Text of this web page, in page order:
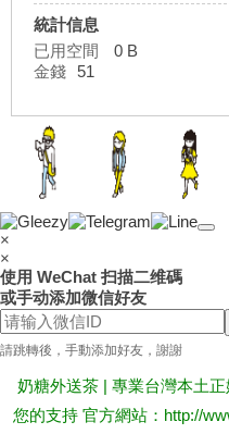
外
送
統計信息
已用空間
0 B
金錢
51
×
×
使用 WeChat 扫描二维碼
或手动添加微信好友
請跳轉後，手動添加好友，謝謝
奶糖外送茶 | 專業台灣本土
您的支持 官方網站：http://